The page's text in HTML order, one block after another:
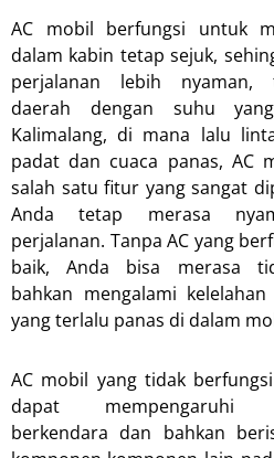
AC mobil berfungsi untuk
dalam kabin tetap sejuk,
perjalanan lebih nyaman,
daerah dengan suhu
Kalimalang, di mana lalu
padat dan cuaca panas, AC
salah satu fitur yang sangat
Anda tetap merasa
perjalanan. Tanpa AC yang
baik, Anda bisa merasa
bahkan mengalami
yang terlalu panas di dalam
AC mobil yang tidak
dapat mempengaruhi
berkendara dan bahkan